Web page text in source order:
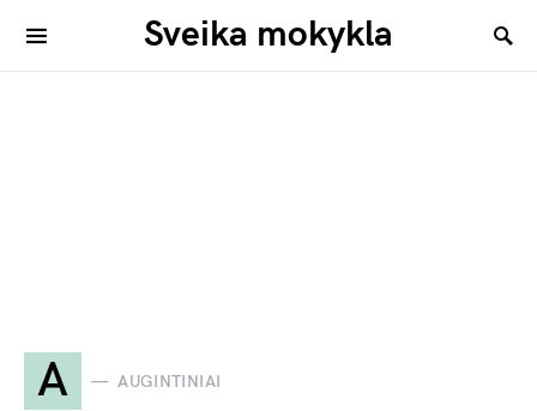
Sveika mokykla
A AUGINTINIAI